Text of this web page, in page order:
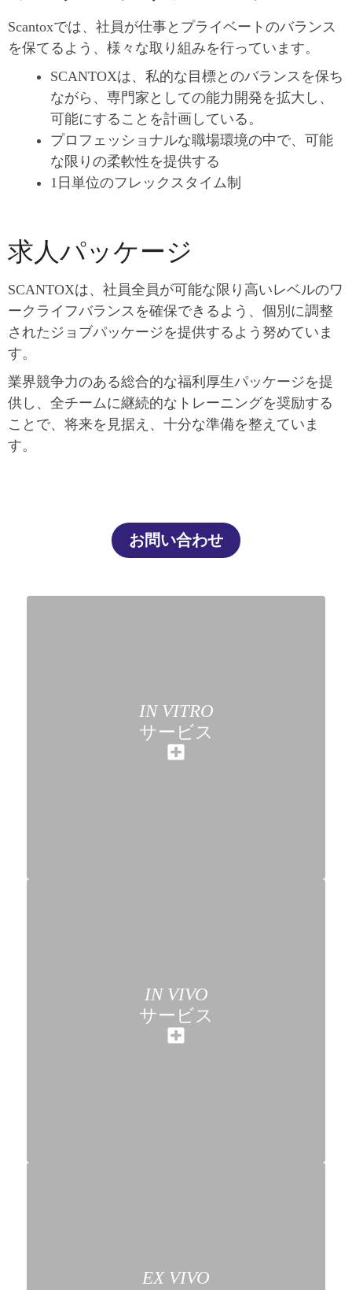
Scantoxでは、社員が仕事とプライベートのバランス
を保てるよう、様々な取り組みを行っています。
SCANTOXは、私的な目標とのバランスを保ち
ながら、専門家としての能力開発を拡大し、
可能にすることを計画している。
プロフェッショナルな職場環境の中で、可能
な限りの柔軟性を提供する
1日単位のフレックスタイム制
求人パッケージ
SCANTOXは、社員全員が可能な限り高いレベルのワ
ークライフバランスを確保できるよう、個別に調整
されたジョブパッケージを提供するよう努めていま
す。
業界競争力のある総合的な福利厚生パッケージを提
供し、全チームに継続的なトレーニングを奨励する
ことで、将来を見据え、十分な準備を整えていま
す。
お問い合わせ
IN VITRO
サービス
IN VIVO
サービス
EX VIVO